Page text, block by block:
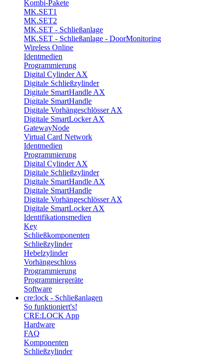
Kombi-Pakete
MK.SET1
MK.SET2
MK.SET - Schließanlage
MK.SET - Schließanlage - DoorMonitoring
Wireless Online
Identmedien
Programmierung
Digital Cylinder AX
Digitale Schließzylinder
Digitale SmartHandle AX
Digitale SmartHandle
Digitale Vorhängeschlösser AX
Digitale SmartLocker AX
GatewayNode
Virtual Card Network
Identmedien
Programmierung
Digital Cylinder AX
Digitale Schließzylinder
Digitale SmartHandle AX
Digitale SmartHandle
Digitale Vorhängeschlösser AX
Digitale SmartLocker AX
Identifikationsmedien
Key
Schließkomponenten
Schließzylinder
Hebelzylinder
Vorhängeschloss
Programmierung
Programmiergeräte
Software
cre:lock - Schließanlagen
So funktioniert's!
CRE:LOCK App
Hardware
FAQ
Komponenten
Schließzylinder